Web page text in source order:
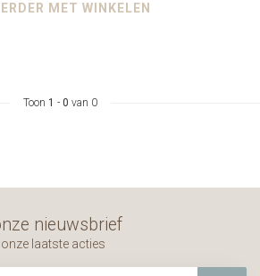
MET WINKELEN
Toon 1 - 0 van 0
nieuwsbrief
laatste acties